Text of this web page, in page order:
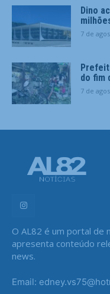
Dino
7 de
do fim
7 de
O AL82 é um portal de
apresenta conteúdo
news.
Email: